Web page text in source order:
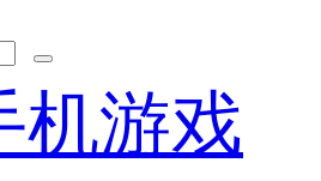
机游戏